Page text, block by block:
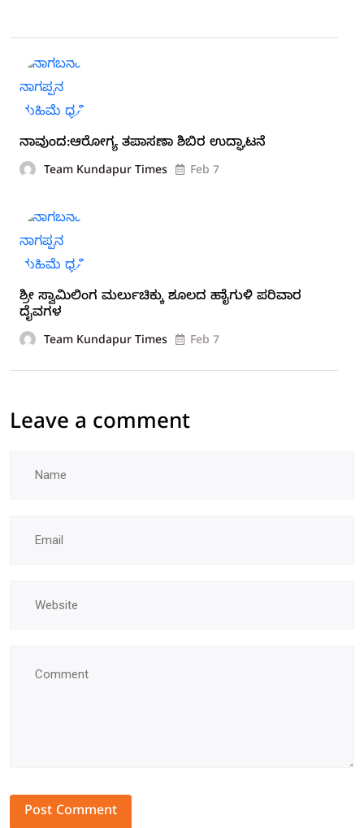
ನಾವುಂದ:ಆರೋಗ್ಯ ತಪಾಸಣಾ ಶಿಬಿರ ಉದ್ಘಾಟನೆ
Team Kundapur Times Feb 7
ಶ್ರೀ ಸ್ವಾಮಿಲಿಂಗ ಮರ್ಲುಚಿಕ್ಕು ಶೂಲದ ಹಾೈಗುಳಿ ಪರಿವಾರ
ದೈವಗಳ
Team Kundapur Times Feb 7
Leave a comment